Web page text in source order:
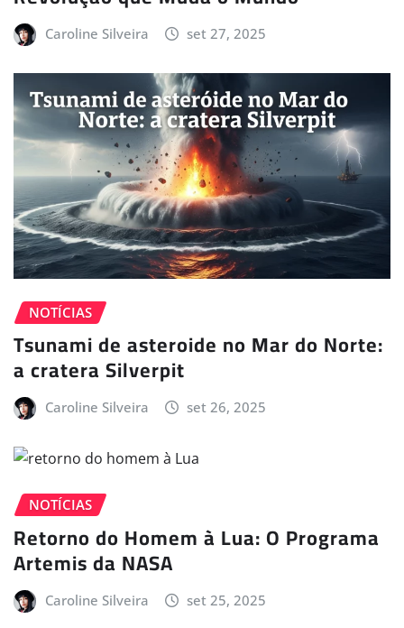
Caroline Silveira set 27, 2025
NOTÍCIAS
Tsunami de asteroide no Mar do Norte:
a cratera Silverpit
Caroline Silveira set 26, 2025
NOTÍCIAS
Retorno do Homem à Lua: O Programa
Artemis da NASA
Caroline Silveira set 25, 2025